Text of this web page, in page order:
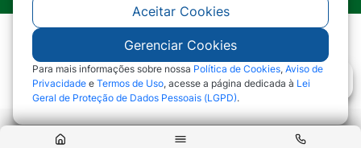
©2026 - Prefeitura Municipal de Nova Lacerda -
MT - Todos os direitos reservados
Aceitar Cookies
Gerenciar Cookies
Para mais informações sobre nossa Política de Cookies, Aviso de
Privacidade e Termos de Uso, acesse a página dedicada à Lei
Geral de Proteção de Dados Pessoais (LGPD).